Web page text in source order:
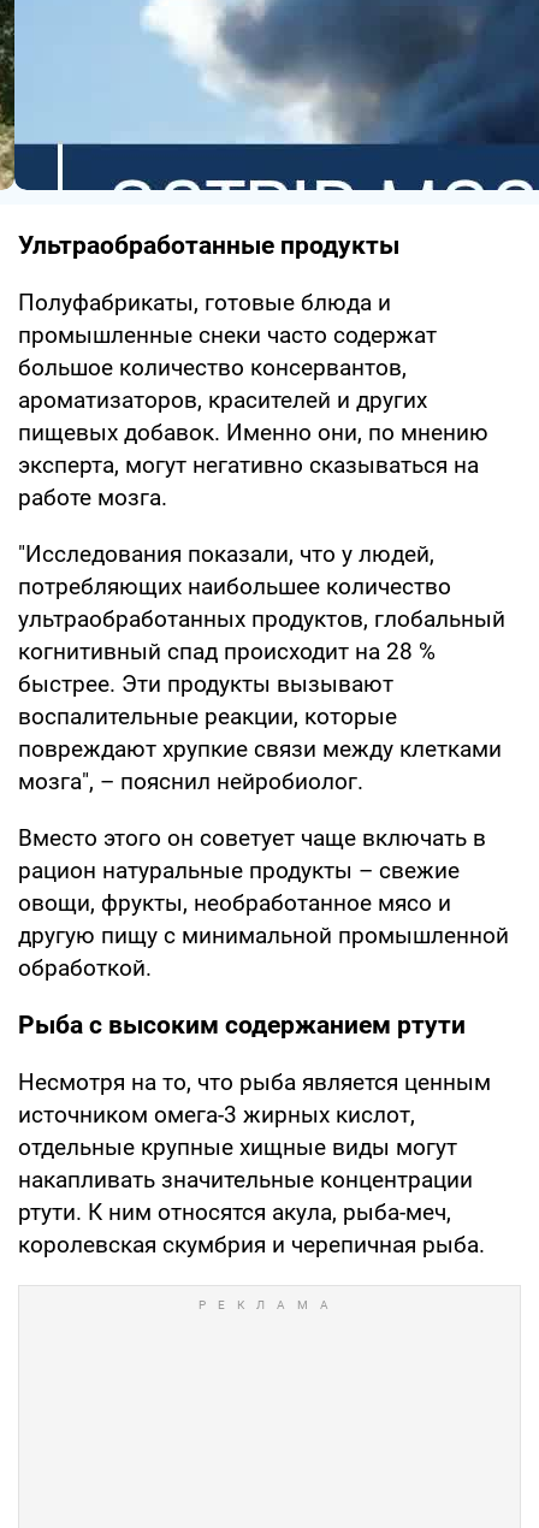
Ультраобработанные продукты
Полуфабрикаты, готовые блюда и
промышленные снеки часто содержат
большое количество консервантов,
ароматизаторов, красителей и других
пищевых добавок. Именно они, по мнению
эксперта, могут негативно сказываться на
работе мозга.
"Исследования показали, что у людей,
потребляющих наибольшее количество
ультраобработанных продуктов, глобальный
когнитивный спад происходит на 28 %
быстрее. Эти продукты вызывают
воспалительные реакции, которые
повреждают хрупкие связи между клетками
мозга", – пояснил нейробиолог.
Вместо этого он советует чаще включать в
рацион натуральные продукты – свежие
овощи, фрукты, необработанное мясо и
другую пищу с минимальной промышленной
обработкой.
Рыба с высоким содержанием ртути
Несмотря на то, что рыба является ценным
источником омега-3 жирных кислот,
отдельные крупные хищные виды могут
накапливать значительные концентрации
ртути. К ним относятся акула, рыба-меч,
королевская скумбрия и черепичная рыба.